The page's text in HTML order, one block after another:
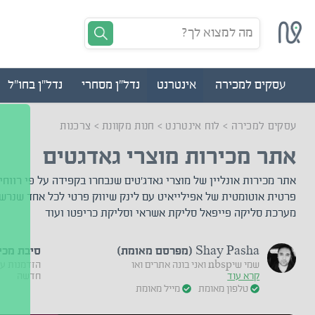
מה למצוא לך?
עסקים למכירה אינטרנט נדל"ן מסחרי נדל"ן בחו"ל
עסקים למכירה > לוח אינטרנט > חנות מקוונת> צרכנות
אתר מכירות מוצרי גאדגטים
אתר מכירות אונליין של מוצרי גאדג'טים שנבחרו בקפידה על פי
פרטית אוטומטית של אפילייאיט עם לינק שיווק פרטי לכל אחד
מערכת סליקה פייפאל סליקת אשראי וסליקת כריפטו ועוד
Shay Pasha (מפרסם מאומת)
שמי שיnbsp ואני בונה אתרים ואו
קרא עוד
טלפון מאומת
מייל מאומת
סיבת
הזדמנות
חדשה